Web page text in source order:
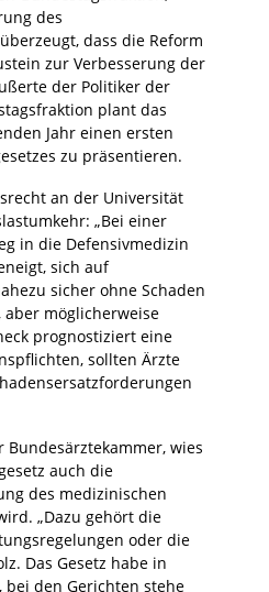
des
dass die Reform
zur Verbesserung der
der Politiker der
plant das
Jahr einen ersten
zu präsentieren.
an der Universität
„Bei einer
in die Defensivmedizin
sich auf
sicher ohne Schaden
möglicherweise
prognostiziert eine
sollten Ärzte
Bundesärztekammer, wies
auch die
des medizinischen
„Dazu gehört die
oder die
Das Gesetz habe in
den Gerichten stehe